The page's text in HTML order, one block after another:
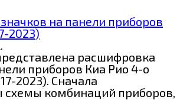
на панели приборов
2023)
расшифровка
приборов Киа Рио 4-о
2023). Сначала
схемы комбинаций приборов,